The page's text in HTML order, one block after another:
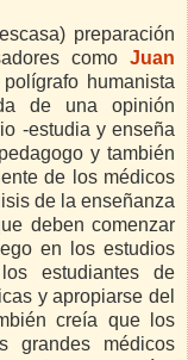
preparación
como Juan
humanista
de una opinión
-estudia y enseña
y también
de los médicos
de la enseñanza
deben comenzar
en los estudios
estudiantes de
y apropiarse del
creía que los
grandes médicos